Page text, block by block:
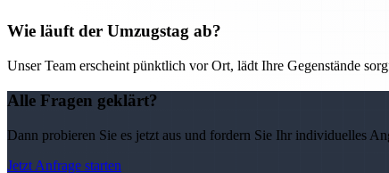
Wie läuft der Umzugstag ab?
Unser Team erscheint pünktlich vor Ort, lädt Ihre Gegenstände
Alle Fragen geklärt?
Dann probieren Sie es jetzt aus und fordern Sie Ihr individuelles
Jetzt Anfrage starten